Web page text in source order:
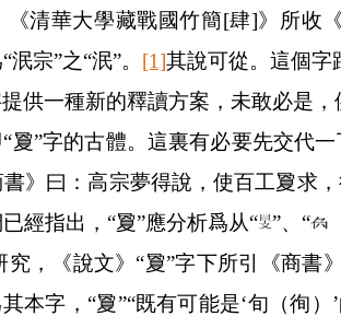
《清華大學藏戰國竹簡[肆]》所收
宗”之“泯”。 [1]其說可從。這個字
供一種新的釋讀方案，未敢必是，
”字的古體。這裏有必要先交代一
》曰：高宗夢得說，使百工夐求
經指出，“夐”應分析爲从“
”、“
，《說文》“夐”字下所引《商書
本字，“夐”“既有可能是‘旬（徇